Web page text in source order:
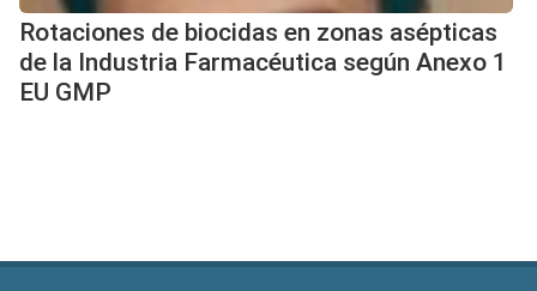
Rotaciones de biocidas en zonas asépticas
de la Industria Farmacéutica según Anexo 1
EU GMP